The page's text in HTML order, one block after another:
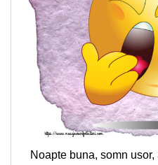
Noapte buna, somn